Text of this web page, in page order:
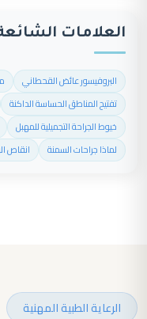
العلامات
البروفيسور عائض القحطاني
تفتيح المناطق الحساسة الداكنة
خيوط الجراحة التجميلية للمهبل
لماذا جراحات السمنة
انقاص
الرعاية الطبية المهنية